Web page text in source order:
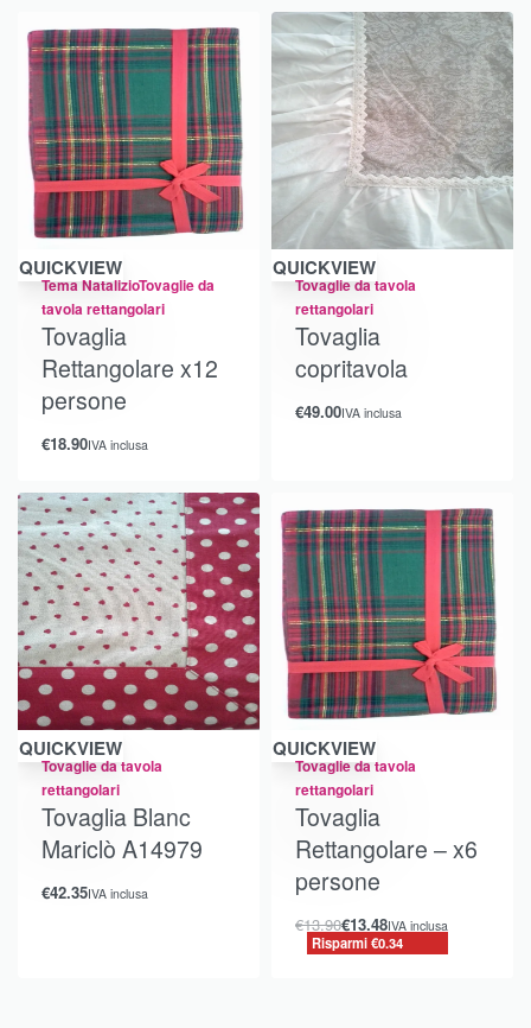
QUICKVIEW
Tema NatalizioTovaglie da
tavola rettangolari
Tovaglia
Rettangolare x12
persone
€18.90IVA inclusa
QUICKVIEW
Tovaglie da tavola
rettangolari
Tovaglia
copritavola
€49.00IVA inclusa
QUICKVIEW
Tovaglie da tavola
rettangolari
Tovaglia Blanc
Mariclò A14979
€42.35IVA inclusa
Risparmi €0.34
QUICKVIEW
Tovaglie da tavola
rettangolari
Tovaglia
Rettangolare – x6
persone
€13.90€13.48IVA inclusa
Risparmi €0.34